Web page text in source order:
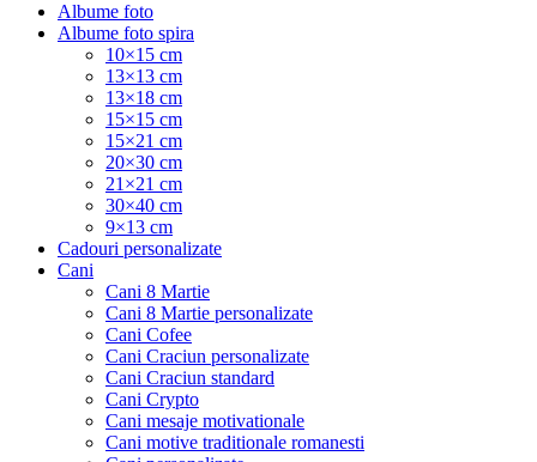
Albume foto
Albume foto spira
10×15 cm
13×13 cm
13×18 cm
15×15 cm
15×21 cm
20×30 cm
21×21 cm
30×40 cm
9×13 cm
Cadouri personalizate
Cani
Cani 8 Martie
Cani 8 Martie personalizate
Cani Cofee
Cani Craciun personalizate
Cani Craciun standard
Cani Crypto
Cani mesaje motivationale
Cani motive traditionale romanesti